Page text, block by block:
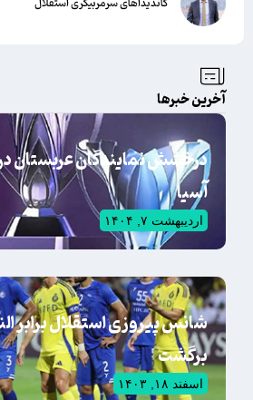
آخرین خبرها
درخشش نمایندگان عربستان در
آسیا
اردیبهشت ۷, ۱۴۰۴
شانس پیروزی استقلال برابر
برگشت
اسفند ۱۸, ۱۴۰۳